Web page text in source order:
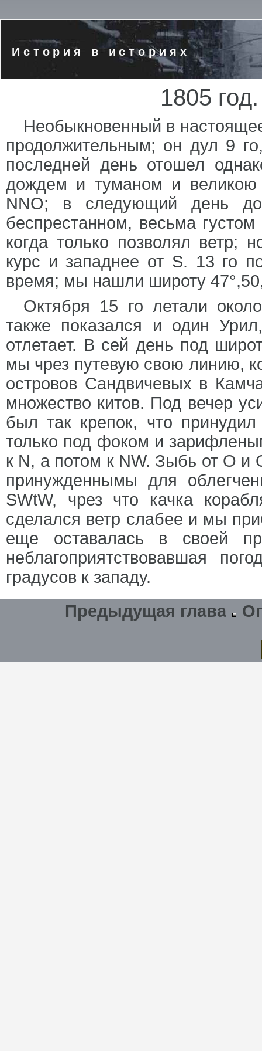
История в историях
1805
Необыкновенный в
продолжительным; он дул 9
последней день отошел
дождем и туманом и
NNO; в следующий день
беспрестанном, весьма
когда только позволял ветр;
курс и западнее от S. 13 го
время; мы нашли широту
Октября 15 го летали
также показался и один
отлетает. В сей день под
мы чрез путевую свою линию,
островов Сандвичевых в
множество китов. Под вечер
был так крепок, что
только под фоком и
к N, а потом к NW. Зыбь от О
принужденнымы для
SWtW, чрез что качка
сделался ветр слабее и мы
еще оставалась в своей
неблагоприятствовавшая
градусов к западу.
Предыдущая глава